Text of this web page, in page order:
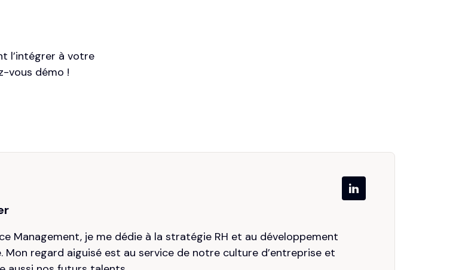
l’intégrer à votre
vous démo !
Management, je me dédie à la stratégie RH et au développement
Mon regard aiguisé est au service de notre culture d’entreprise et